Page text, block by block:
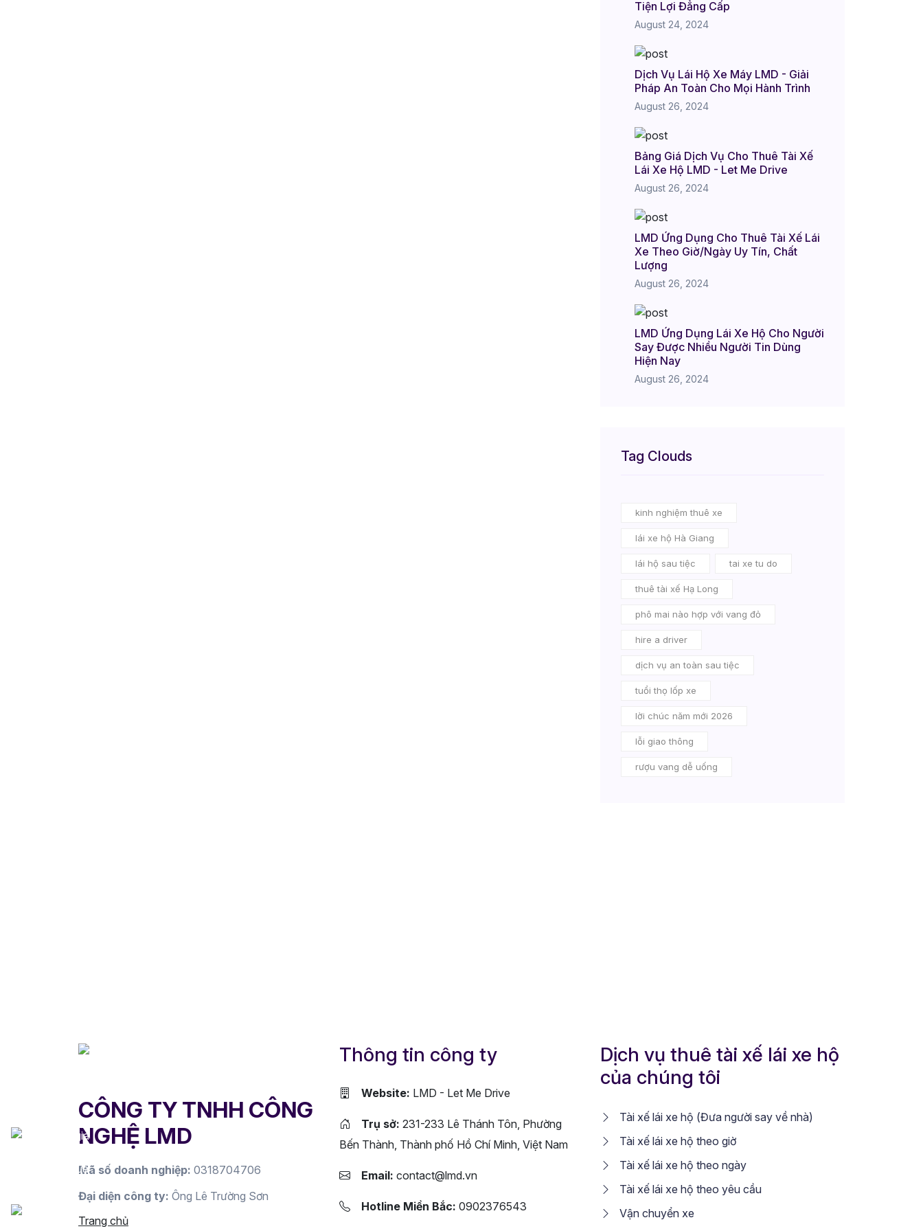
Tiện Lợi Đẳng Cấp
August 24, 2024
Dịch Vụ Lái Hộ Xe Máy LMD - Giải
Pháp An Toàn Cho Mọi Hành Trình
August 26, 2024
Bảng Giá Dịch Vụ Cho Thuê Tài Xế
Lái Xe Hộ LMD - Let Me Drive
August 26, 2024
LMD Ứng Dụng Cho Thuê Tài Xế Lái
Xe Theo Giờ/Ngày Uy Tín, Chất
Lượng
August 26, 2024
LMD Ứng Dụng Lái Xe Hộ Cho Người
Say Được Nhiều Người Tin Dùng
Hiện Nay
August 26, 2024
Tag Clouds
kinh nghiệm thuê xe
lái xe hộ Hà Giang
lái hộ sau tiệc tai xe tu do
thuê tài xế Hạ Long
phô mai nào hợp với vang đỏ
hire a driver
dịch vụ an toàn sau tiệc
tuổi thọ lốp xe
lời chúc năm mới 2026
lỗi giao thông
rượu vang dễ uống
CÔNG TY TNHH CÔNG
NGHỆ LMD
Mã số doanh nghiệp: 0318704706
Đại diện công ty: Ông Lê Trường Sơn
Trang chủ
Thông tin công ty
Website: LMD - Let Me Drive
Trụ sở: 231-233 Lê Thánh Tôn, Phường
Bến Thành, Thành phố Hồ Chí Minh, Việt Nam
Email: contact@lmd.vn
Hotline Miền Bắc: 0902376543
Dịch vụ thuê tài xế lái xe hộ
của chúng tôi
Tài xế lái xe hộ (Đưa người say về nhà)
Tài xế lái xe hộ theo giờ
Tài xế lái xe hộ theo ngày
Tài xế lái xe hộ theo yêu cầu
Vận chuyển xe